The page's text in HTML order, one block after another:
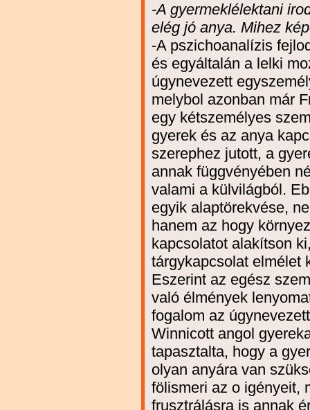
-A gyermeklélektani
elég jó anya. Mihez
-A pszichoanalízis
és egyáltalán a lelki
úgynevezett
melybol azonban már
egy kétszemélyes
gyerek és az anya
szerephez jutott, a
annak függvényében
valami a külvilágból.
egyik alaptörekvése,
hanem az hogy
kapcsolatot alakítson
tárgykapcsolat elmélet
Eszerint az egész
való élmények
fogalom az
Winnicott angol
tapasztalta, hogy a
olyan anyára van
fölismeri az o igényeit,
frusztrálásra is annak